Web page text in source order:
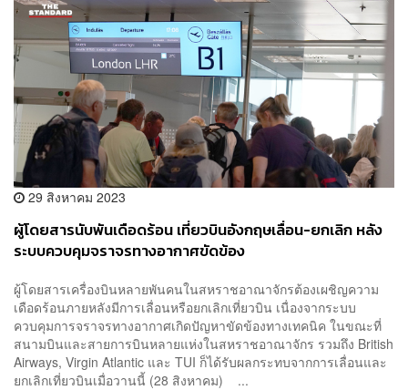
29 สิงหาคม 2023
ผู้โดยสารนับพันเดือดร้อน เที่ยวบินอังกฤษเลื่อน-ยกเลิก หลัง
ระบบควบคุมจราจรทางอากาศขัดข้อง
ผู้โดยสารเครื่องบินหลายพันคนในสหราชอาณาจักรต้องเผชิญความ
เดือดร้อนภายหลังมีการเลื่อนหรือยกเลิกเที่ยวบิน เนื่องจากระบบ
ควบคุมการจราจรทางอากาศเกิดปัญหาขัดข้องทางเทคนิค ในขณะที่
สนามบินและสายการบินหลายแห่งในสหราชอาณาจักร รวมถึง British
Airways, Virgin Atlantic และ TUI ก็ได้รับผลกระทบจากการเลื่อนและ
ยกเลิกเที่ยวบินเมื่อวานนี้ (28 สิงหาคม) ...